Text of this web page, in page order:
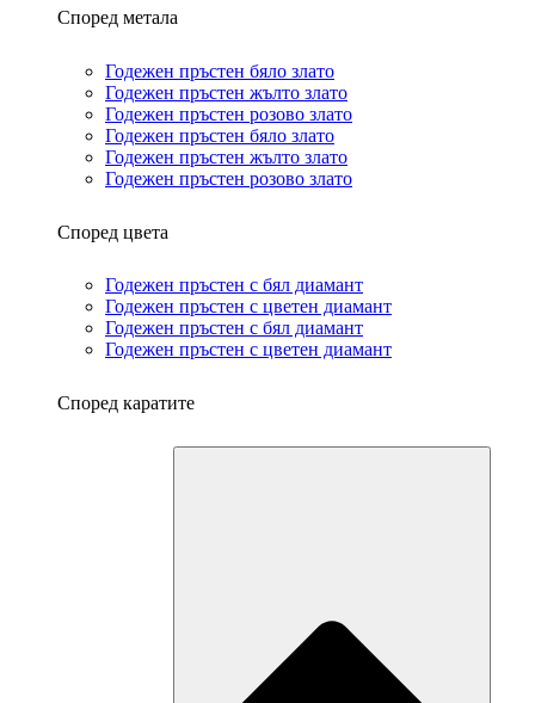
Според метала
Годежен пръстен бяло злато
Годежен пръстен жълто злато
Годежен пръстен розово злато
Годежен пръстен бяло злато
Годежен пръстен жълто злато
Годежен пръстен розово злато
Според цвета
Годежен пръстен с бял диамант
Годежен пръстен с цветен диамант
Годежен пръстен с бял диамант
Годежен пръстен с цветен диамант
Според каратите